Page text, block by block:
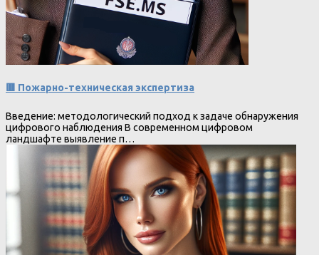
🟥 Пожарно-техническая экспертиза
Введение: методологический подход к задаче обнаружения
цифрового наблюдения В современном цифровом
ландшафте выявление п…